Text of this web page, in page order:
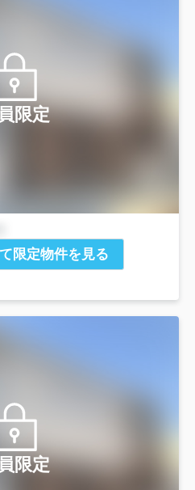
限定
限定物件を見る
限定